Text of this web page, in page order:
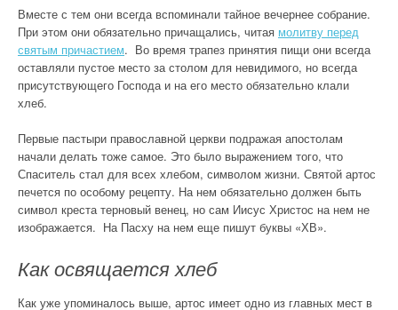
Вместе с тем они всегда вспоминали тайное вечернее собрание.
При этом они обязательно причащались, читая молитву перед
святым причастием. Во время трапез принятия пищи они всегда
оставляли пустое место за столом для невидимого, но всегда
присутствующего Господа и на его место обязательно клали
хлеб.
Первые пастыри православной церкви подражая апостолам
начали делать тоже самое. Это было выражением того, что
Спаситель стал для всех хлебом, символом жизни. Святой артос
печется по особому рецепту. На нем обязательно должен быть
символ креста терновый венец, но сам Иисус Христос на нем не
изображается. На Пасху на нем еще пишут буквы «ХВ».
Как освящается хлеб
Как уже упоминалось выше, артос имеет одно из главных мест в